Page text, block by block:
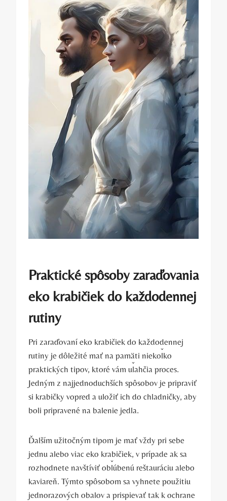
Praktické spôsoby zaraďovania
eko krabičiek do každodennej
rutiny
Pri zaraďovaní eko krabičiek do každodennej
rutiny je dôležité mať na pamäti niekoľko
praktických tipov, ktoré vám uľahčia proces.
Jedným z najjednoduchších spôsobov je pripraviť
si krabičky vopred a uložiť ich do chladničky, aby
boli pripravené na balenie jedla.
Ďalším užitočným tipom je mať vždy pri sebe
jednu alebo viac eko krabičiek, v prípade ak sa
rozhodnete navštíviť obľúbenú reštauráciu alebo
kaviareň. Týmto spôsobom sa vyhnete použitiu
jednorazových obalov a prispievať tak k ochrane